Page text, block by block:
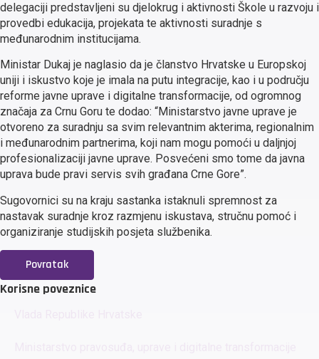
delegaciji predstavljeni su djelokrug i aktivnosti Škole u razvoju i
provedbi edukacija, projekata te aktivnosti suradnje s
međunarodnim institucijama.
Ministar Dukaj je naglasio da je članstvo Hrvatske u Europskoj
uniji i iskustvo koje je imala na putu integracije, kao i u području
reforme javne uprave i digitalne transformacije, od ogromnog
značaja za Crnu Goru te dodao: “Ministarstvo javne uprave je
otvoreno za suradnju sa svim relevantnim akterima, regionalnim
i međunarodnim partnerima, koji nam mogu pomoći u daljnjoj
profesionalizaciji javne uprave. Posvećeni smo tome da javna
uprava bude pravi servis svih građana Crne Gore”.
Sugovornici su na kraju sastanka istaknuli spremnost za
nastavak suradnje kroz razmjenu iskustava, stručnu pomoć i
organiziranje studijskih posjeta službenika.
Povratak
Korisne poveznice